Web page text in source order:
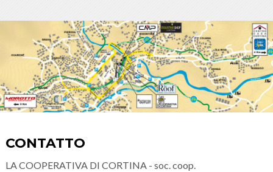
CONTATTO
LA COOPERATIVA DI CORTINA - soc. coop.